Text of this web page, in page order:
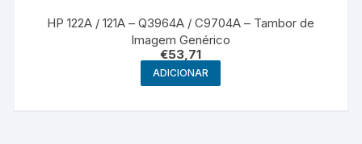
HP 122A / 121A – Q3964A / C9704A – Tambor de
Imagem Genérico
€53,71
ADICIONAR